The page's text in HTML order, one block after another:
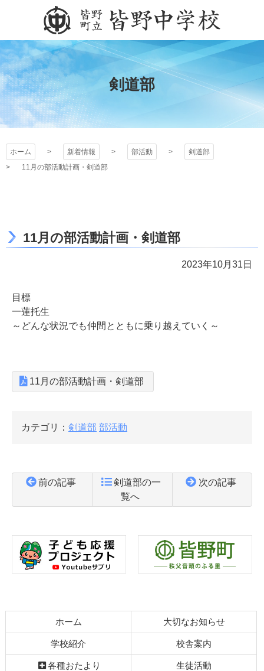
ン
ツ
本
文
へ
ス
ッ
プ
皆野町立皆野中学校
剣道部
ホーム 新着情報 部活動
剣道部
11月の部活動計画・剣道部
11月の部活動計画・剣道部
2023年10月31日
目標
一蓮托生
～どんな状況でも仲間とともに乗り越えていく～
11月の部活動計画・剣道部
カテゴリ： 剣道部 部活動
前の記事
剣道部の一
覧へ
次の記事
の
へ
戻
ホーム 大切なお知らせ
学校紹介 校舎案内
各種おたより 生徒活動